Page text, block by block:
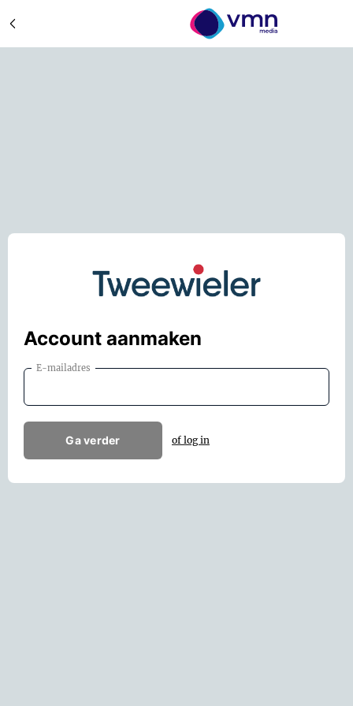
Account aanmaken
E-mailadres
Ga verder of log in